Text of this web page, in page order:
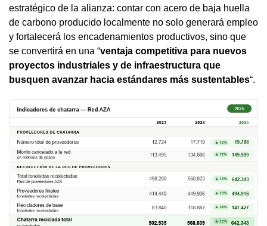
estratégico de la alianza: contar con acero de baja huella
de carbono producido localmente no solo generará empleo
y fortalecerá los encadenamientos productivos, sino que
se convertirá en una “ventaja competitiva para nuevos
proyectos industriales y de infraestructura que
busquen avanzar hacia estándares más sustentables“.